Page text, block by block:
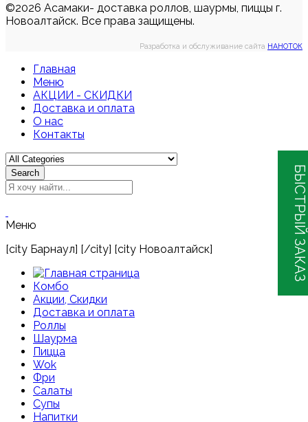
©2026 Асамаки- доставка роллов, шаурмы, пиццы г.
Новоалтайск. Все права защищены.
Разработка и обслуживание сайта НАНОТОК
Главная
Меню
АКЦИИ - СКИДКИ
Доставка и оплата
О нас
Контакты
Search БЫСТРЫЙ ЗАКАЗ
Меню
[city Барнаул] [/city] [city Новоалтайск]
Комбо
Акции, Скидки
Доставка и оплата
Роллы
Шаурма
Пицца
Wok
Фри
Салаты
Супы
Напитки